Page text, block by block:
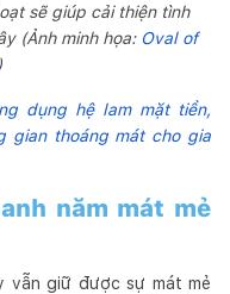
sẽ giúp cải thiện tình
(Ảnh minh họa: Oval of
dụng hệ lam mặt tiền,
gian thoáng mát cho gia
năm mát mẻ
vẫn giữ được sự mát mẻ